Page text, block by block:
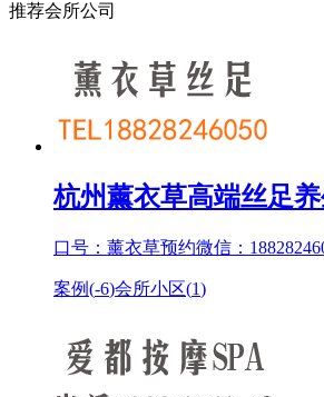
推荐会所公司
杭州薰衣草高端丝足
口号：薰衣草预约微信：
案例(-6)会所小区(1)